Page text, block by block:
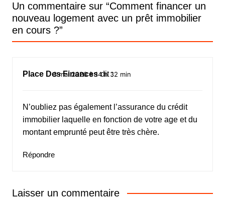
Un commentaire sur “Comment financer un
nouveau logement avec un prêt immobilier
en cours ?”
Place Des Finances dit :
3 mai 2020 à 14 h 32 min
N’oubliez pas également l’assurance du crédit
immobilier laquelle en fonction de votre age et du
montant emprunté peut être très chère.
Répondre
Laisser un commentaire